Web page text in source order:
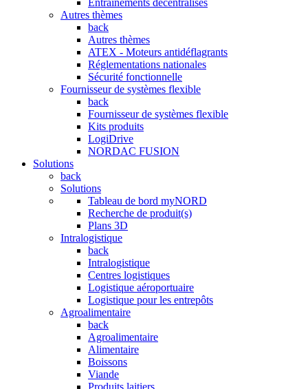
Entraînements décentralisés
Autres thèmes
back
Autres thèmes
ATEX - Moteurs antidéflagrants
Réglementations nationales
Sécurité fonctionnelle
Fournisseur de systèmes flexible
back
Fournisseur de systèmes flexible
Kits produits
LogiDrive
NORDAC FUSION
Solutions
back
Solutions
Tableau de bord myNORD
Recherche de produit(s)
Plans 3D
Intralogistique
back
Intralogistique
Centres logistiques
Logistique aéroportuaire
Logistique pour les entrepôts
Agroalimentaire
back
Agroalimentaire
Alimentaire
Boissons
Viande
Produits laitiers